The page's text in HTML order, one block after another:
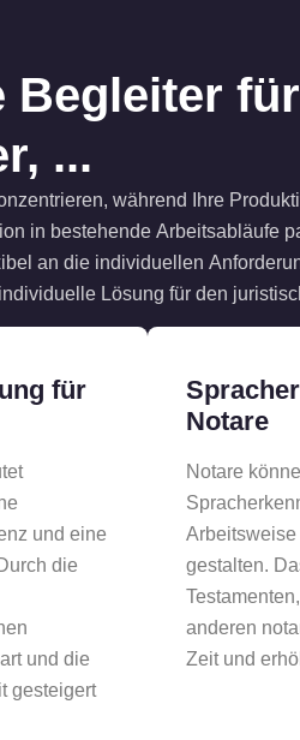
Begleiter für
...
Lösung für den
für
und eine
die
und die
gesteigert
Notare
Notare
gestalten.
anderen
Zeit und